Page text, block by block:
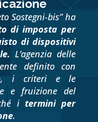
Sostegni-bis” ha
di imposta per
di dispositivi
L’agenzia delle
definito con
i criteri e le
e fruizione del
i termini per
.